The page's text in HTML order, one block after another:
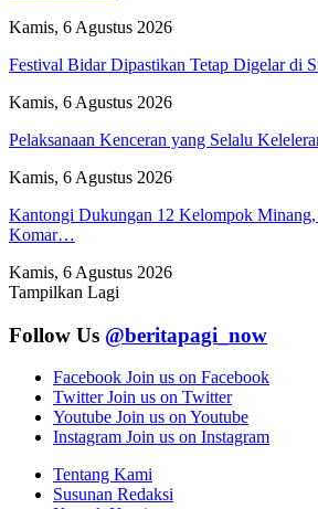
Kamis, 6 Agustus 2026
Festival Bidar Dipastikan Tetap Digelar di
Kamis, 6 Agustus 2026
Pelaksanaan Kenceran yang Selalu
Kamis, 6 Agustus 2026
Kantongi Dukungan 12 Kelompok
Komar…
Kamis, 6 Agustus 2026
Tampilkan Lagi
Follow Us @beritapagi_now
Facebook Join us on Facebook
Twitter Join us on Twitter
Youtube Join us on Youtube
Instagram Join us on Instagram
Tentang Kami
Susunan Redaksi